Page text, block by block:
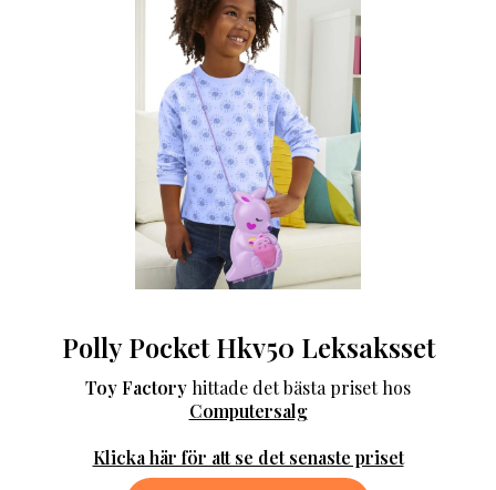
Polly Pocket Hkv50 Leksaksset
Toy Factory hittade det bästa priset hos
Computersalg
Klicka här för att se det senaste priset